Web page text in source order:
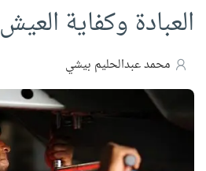
العبادة وكفاية العيش
محمد عبدالحليم بيشي